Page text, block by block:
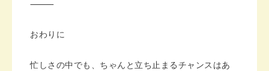
⸻
おわりに
忙しさの中でも、ちゃんと立ち止まるチャンスはあ